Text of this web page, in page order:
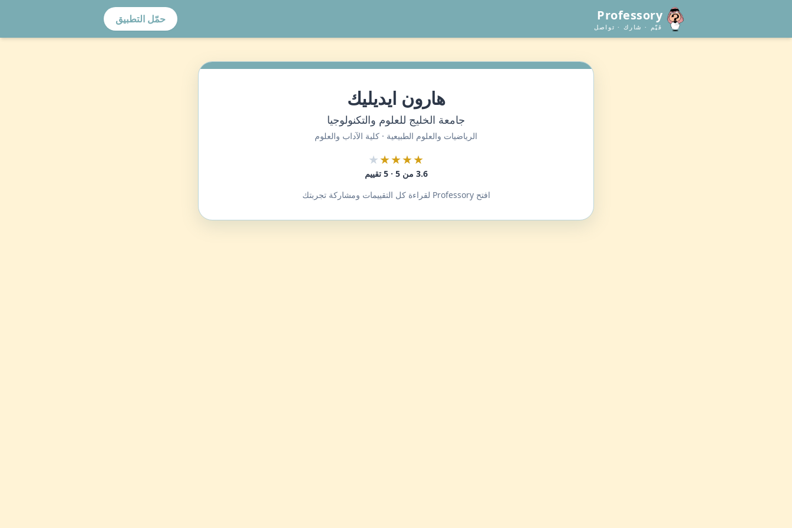
Professory
قيّم · شارك · تواصل
حمّل التطبيق
هارون ايديليك
جامعة الخليج للعلوم والتكنولوجيا
الرياضيات والعلوم الطبيعية · كلية الآداب والعلوم
★★★★
★
3.6 من 5 · 5 تقييم
افتح Professory لقراءة كل التقييمات ومشاركة تجربتك